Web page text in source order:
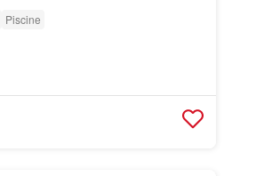
Piscine